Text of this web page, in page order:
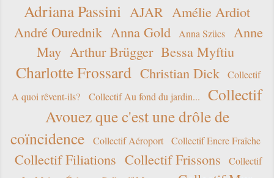
Adriana Passini AJAR Amélie Ardiot
André Ourednik Anna Gold Anna Szücs
Anne
May Arthur Brügger Bessa Myftiu
Charlotte Frossard Christian Dick
Collectif
A quoi rêvent-ils?
Collectif Au fond du jardin...
Collectif
Avouez que c'est une drôle de
coïncidence
Collectif Aéroport Collectif Encre Fraîche
Collectif Filiations Collectif Frissons
Collectif